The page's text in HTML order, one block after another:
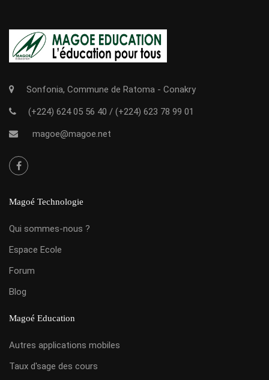
Sonfonia, Commune de Ratoma - Conakry
(+224) 624 05 56 40 / (+224) 623 78 99 01
magoe@magoe.net
Magoé Technologie
Qui sommes-nous ?
Espace Ecole
Forum
Blog
Magoé Education
Autres applications mobiles
Taux d'sage des cours